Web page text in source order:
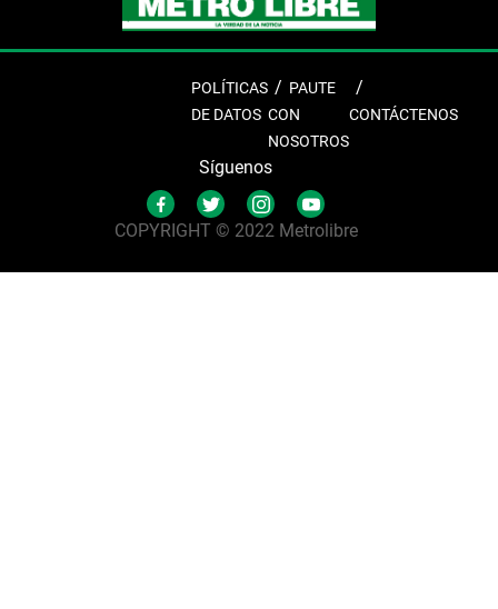
POLÍTICAS
DE DATOS
PAUTE
CON
NOSOTROS
CONTÁCTENOS
Síguenos
COPYRIGHT © 2022 Metrolibre